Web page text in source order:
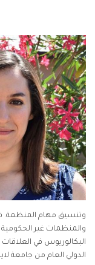
وتنسيق مهام المنظمة.
والمنظمات غير
البكالوريوس في
الدولي العام من جامعة